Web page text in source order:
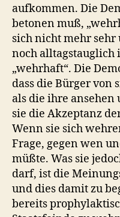
aufkommen. Die
betonen muß,
sich nicht mehr sehr
noch alltagstauglich
„wehrhaft“. Die
dass die Bürger von
als die ihre ansehen
sie die Akzeptanz
Wenn sie sich
Frage, gegen wen
müßte. Was sie
darf, ist die
und dies damit zu
bereits